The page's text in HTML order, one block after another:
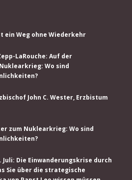
ein Weg ohne Wiederkehr
LaRouche: Auf der
Wo sind
John C. Wester, Erzbistum
zum Nuklearkrieg: Wo sind
Juli: Die Einwanderungskrise durch
Sie über die strategische